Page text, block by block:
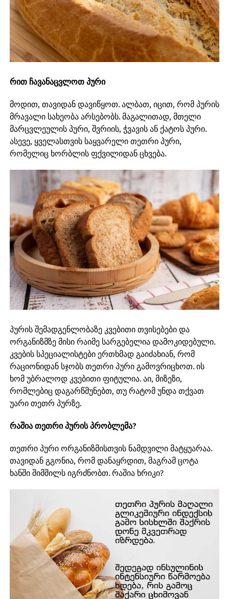
რით ჩავანაცვლოთ პური
მოდით, თავიდან დავიწყოთ. ალბათ, იცით, რომ პურის
მრავალი სახეობა არსებობს. მაგალითად, მთელი
მარცვლეულის პური, შვრიის, ჭვავის ან ქატოს პური.
ასევე, ყველასთვის საყვარელი თეთრი პური,
რომელიც ხორბლის ფქვილიდან ცხვება.
პურის შემადგენლობაზე კვებითი თვისებები და
ორგანიზმზე მისი რაიმე სარგებელია დამოკიდებული.
კვების სპეციალისტები ერთხმად გაიძახიან, რომ
რაციონიდან სჯობს თეთრი პური გამოვრიცხოთ. ის
ხომ უბრალოდ კვებითი ფიტულია. აი, მიზეზი,
რომლებიც დაგარწმუნებთ, თუ რატომ უნდა თქვათ
უარი თეთრ პურზე.
რაშია თეთრი პურის პრობლემა?
თეთრი პური ორგანიზმისთვის ნამდვილი მატყუარაა.
თავიდან გგონია, რომ დანაყრდით, მაგრამ ცოტა
ხანში შიმშილს იგრძნობთ. რაშია ხრიკი?